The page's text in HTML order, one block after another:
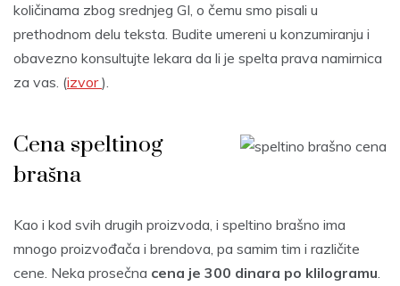
količinama zbog srednjeg GI, o čemu smo pisali u
prethodnom delu teksta. Budite umereni u konzumiranju i
obavezno konsultujte lekara da li je spelta prava namirnica
za vas. (izvor).
Cena speltinog
brašna
Kao i kod svih drugih proizvoda, i speltino brašno ima
mnogo proizvođača i brendova, pa samim tim i različite
cene. Neka prosečna cena je 300 dinara po klilogramu.